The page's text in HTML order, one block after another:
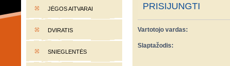
JĖGOS AITVARAI
DVIRATIS
SNIEGLENTĖS
PRISIJUNGTI
Vartotojo vardas:
Slaptažodis: